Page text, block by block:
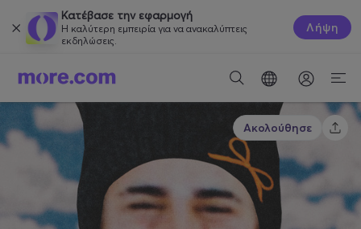
Κατέβασε την εφαρμογή
Η καλύτερη εμπειρία για να ανακαλύπτεις
εκδηλώσεις.
Λήψη
Ακολούθησε